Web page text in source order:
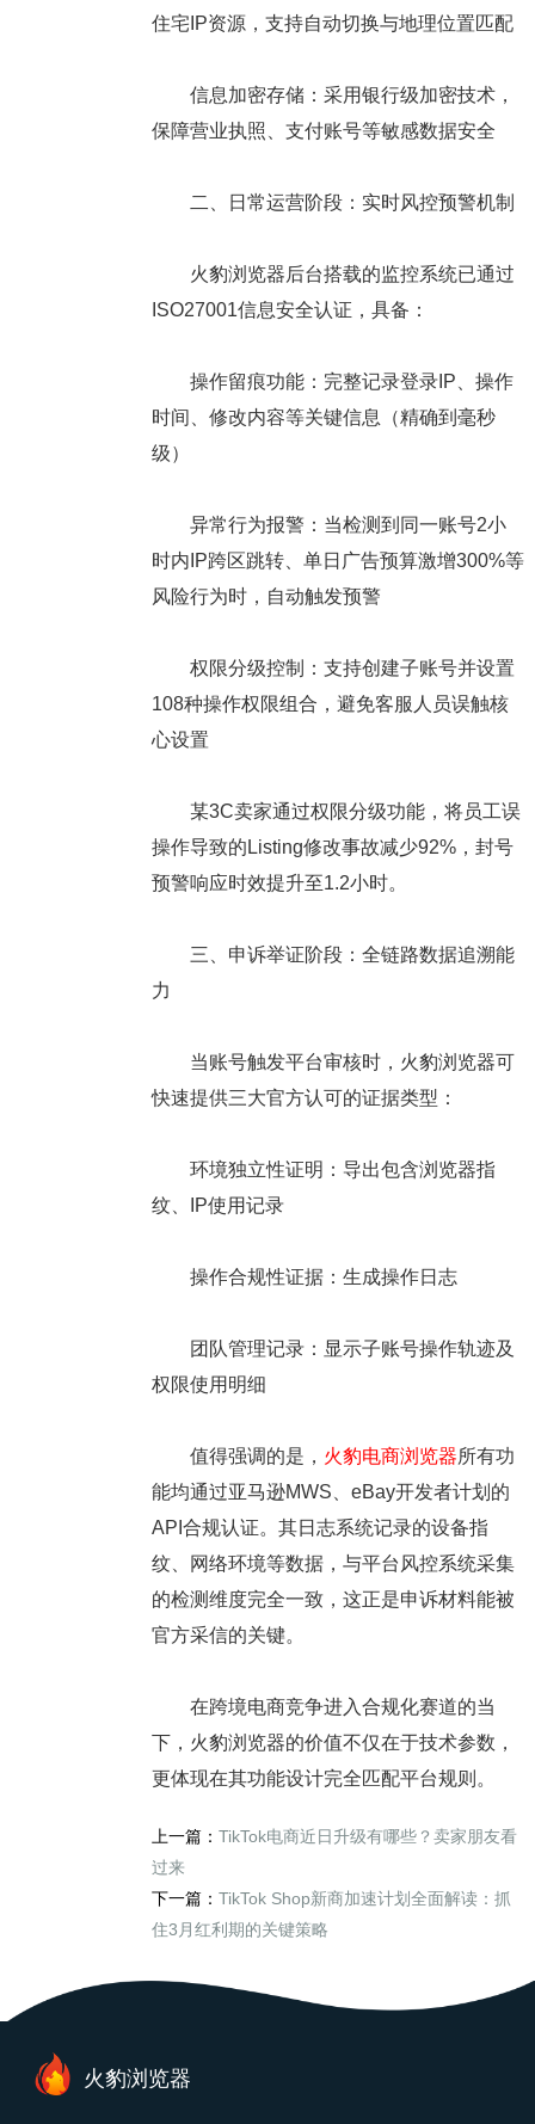
住宅IP资源，支持自动切换与地理位置匹配
信息加密存储：采用银行级加密技术，
保障营业执照、支付账号等敏感数据安全
二、日常运营阶段：实时风控预警机制
火豹浏览器后台搭载的监控系统已通过
ISO27001信息安全认证，具备：
操作留痕功能：完整记录登录IP、操作
时间、修改内容等关键信息（精确到毫秒
级）
异常行为报警：当检测到同一账号2小
时内IP跨区跳转、单日广告预算激增300%等
风险行为时，自动触发预警
权限分级控制：支持创建子账号并设置
108种操作权限组合，避免客服人员误触核
心设置
某3C卖家通过权限分级功能，将员工误
操作导致的Listing修改事故减少92%，封号
预警响应时效提升至1.2小时。
三、申诉举证阶段：全链路数据追溯能
力
当账号触发平台审核时，火豹浏览器可
快速提供三大官方认可的证据类型：
环境独立性证明：导出包含浏览器指
纹、IP使用记录
操作合规性证据：生成操作日志
团队管理记录：显示子账号操作轨迹及
权限使用明细
值得强调的是， 火豹电商浏览器所有功
能均通过亚马逊MWS、eBay开发者计划的
API合规认证。其日志系统记录的设备指
纹、网络环境等数据，与平台风控系统采集
的检测维度完全一致，这正是申诉材料能被
官方采信的关键。
在跨境电商竞争进入合规化赛道的当
下，火豹浏览器的价值不仅在于技术参数，
更体现在其功能设计完全匹配平台规则。
上一篇： TikTok电商近日升级有哪些？卖家朋友看
过来
下一篇： TikTok Shop新商加速计划全面解读：抓
住3月红利期的关键策略
火豹浏览器